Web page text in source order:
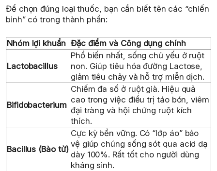
Để chọn đúng loại thuốc, bạn cần biết tên các “chiến
binh” có trong thành phần:
Nhóm lợi khuẩn Đặc điểm và Công dụng chính
Lactobacillus
Phổ biến nhất, sống chủ yếu ở ruột
non. Giúp tiêu hóa đường Lactose,
giảm tiêu chảy và hỗ trợ miễn dịch.
Bifidobacterium
Chiếm đa số ở ruột già. Hiệu quả
cao trong việc điều trị táo bón, viêm
đại tràng và hội chứng ruột kích
thích.
Bacillus (Bào tử)
Cực kỳ bền vững. Có “lớp áo” bảo
vệ giúp chúng sống sót qua acid dạ
dày 100%. Rất tốt cho người dùng
kháng sinh.